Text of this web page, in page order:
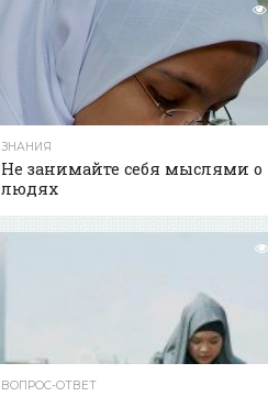
ЗНАНИЯ
Не занимайте себя мыслями о
людях
ВОПРОС-ОТВЕТ